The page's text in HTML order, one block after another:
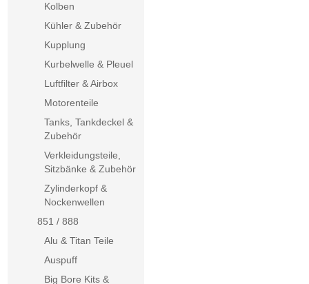
Kolben
Kühler & Zubehör
Kupplung
Kurbelwelle & Pleuel
Luftfilter & Airbox
Motorenteile
Tanks, Tankdeckel &
Zubehör
Verkleidungsteile,
Sitzbänke & Zubehör
Zylinderkopf &
Nockenwellen
851 / 888
Alu & Titan Teile
Auspuff
Big Bore Kits &